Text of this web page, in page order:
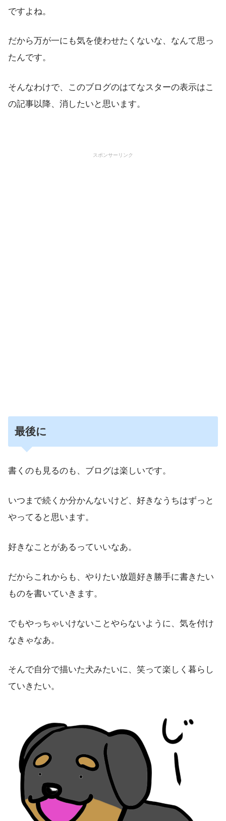
ですよね。
だから万が一にも気を使わせたくないな、なんて思っ
たんです。
そんなわけで、このブログのはてなスターの表示はこ
の記事以降、消したいと思います。
スポンサーリンク
最後に
書くのも見るのも、ブログは楽しいです。
いつまで続くか分かんないけど、好きなうちはずっと
やってると思います。
好きなことがあるっていいなあ。
だからこれからも、やりたい放題好き勝手に書きたい
ものを書いていきます。
でもやっちゃいけないことやらないように、気を付け
なきゃなあ。
そんで自分で描いた犬みたいに、笑って楽しく暮らし
ていきたい。